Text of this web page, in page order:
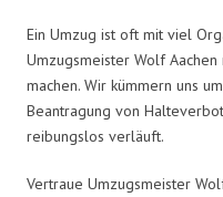
Ein Umzug ist oft mit viel
Umzugsmeister Wolf
machen. Wir kümmern uns
Beantragung von
reibungslos verläuft.
Vertraue Umzugsmeister